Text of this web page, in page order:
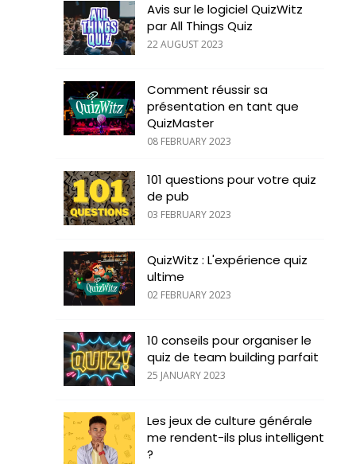
Avis sur le logiciel QuizWitz
par All Things Quiz
22 AUGUST 2023
Comment réussir sa
présentation en tant que
QuizMaster
08 FEBRUARY 2023
101 questions pour votre quiz
de pub
03 FEBRUARY 2023
QuizWitz : L'expérience quiz
ultime
02 FEBRUARY 2023
10 conseils pour organiser le
quiz de team building parfait
25 JANUARY 2023
Les jeux de culture générale
me rendent-ils plus intelligent
?